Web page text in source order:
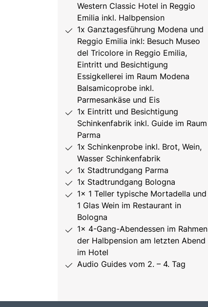
Western Classic Hotel in Reggio
Emilia inkl. Halbpension
1x Ganztagesführung Modena und
Reggio Emilia inkl: Besuch Museo
del Tricolore in Reggio Emilia,
Eintritt und Besichtigung
Essigkellerei im Raum Modena
Balsamicoprobe inkl.
Parmesankäse und Eis
1x Eintritt und Besichtigung
Schinkenfabrik inkl. Guide im Raum
Parma
1x Schinkenprobe inkl. Brot, Wein,
Wasser Schinkenfabrik
1x Stadtrundgang Parma
1x Stadtrundgang Bologna
1x 1 Teller typische Mortadella und
1 Glas Wein im Restaurant in
Bologna
1x 4-Gang-Abendessen im Rahmen
der Halbpension am letzten Abend
im Hotel
Audio Guides vom 2. – 4. Tag